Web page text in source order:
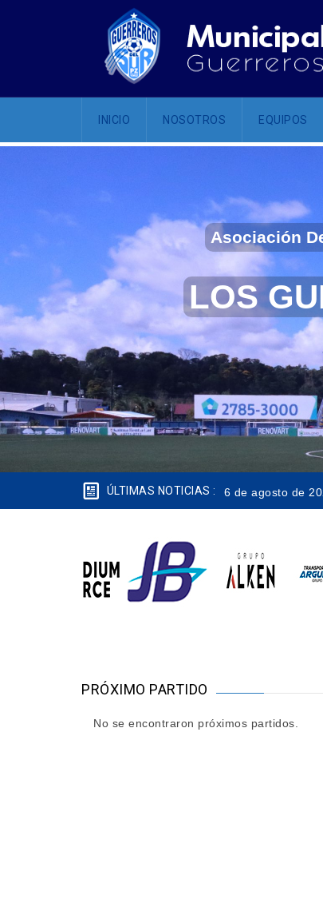
INICIO NOSOTROS EQUIPOS
Asociación
LOS
ÚLTIMAS NOTICIAS : 6 de agosto de
PRÓXIMO PARTIDO
No se encontraron próximos partidos.